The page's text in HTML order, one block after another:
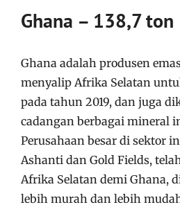
Ghana – 138,7 ton
Ghana adalah produsen
menyalip Afrika Selatan
pada tahun 2019, dan juga
cadangan berbagai mineral
Perusahaan besar di sektor
Ashanti dan Gold Fields,
Afrika Selatan demi Ghana,
lebih murah dan lebih